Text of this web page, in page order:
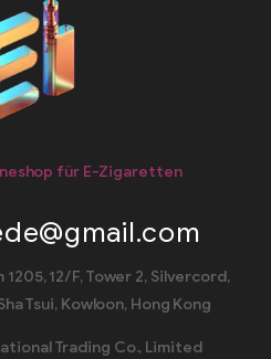
für E-Zigaretten
1205, 12/F, Tower 2, Silvercord,
Tsui, Kowloon, Hong Kong
Trading Co., Limited